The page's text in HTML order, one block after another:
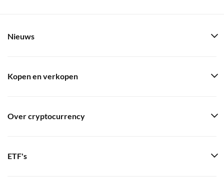
Nieuws
Kopen en verkopen
Over cryptocurrency
ETF's